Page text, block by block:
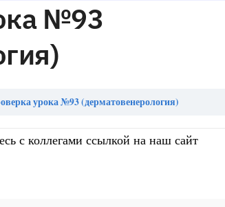
№93
урока №93 (дерматовенерология)
с коллегами ссылкой на наш сайт